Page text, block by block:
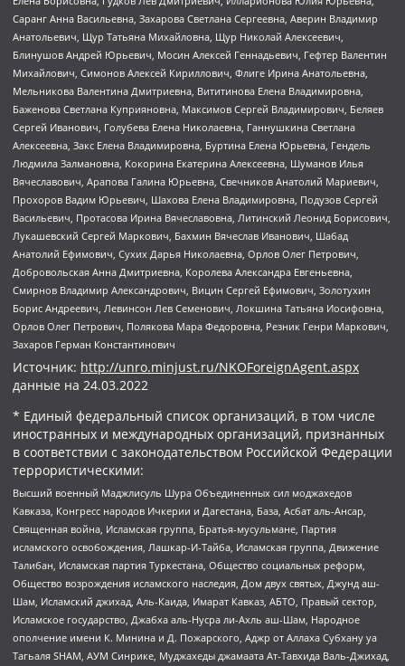
Саранг Анна Васильевна, Захарова Светлана Сергеевна, Аверин Владимир
Анатольевич, Щур Татьяна Михайловна, Щур Николай Алексеевич,
Блинушов Андрей Юрьевич, Мосин Алексей Геннадьевич, Гефтер Валентин
Михайлович, Симонов Алексей Кириллович, Флиге Ирина Анатольевна,
Мельникова Валентина Дмитриевна, Вититинова Елена Владимировна,
Баженова Светлана Куприяновна, Максимов Сергей Владимирович, Беляев
Сергей Иванович, Голубева Елена Николаевна, Ганнушкина Светлана
Алексеевна, Закс Елена Владимировна, Буртина Елена Юрьевна, Гендель
Людмила Залмановна, Кокорина Екатерина Алексеевна, Шуманов Илья
Вячеславович, Арапова Галина Юрьевна, Свечников Анатолий Мариевич,
Прохоров Вадим Юрьевич, Шахова Елена Владимировна, Подузов Сергей
Васильевич, Протасова Ирина Вячеславовна, Литинский Леонид Борисович,
Лукашевский Сергей Маркович, Бахмин Вячеслав Иванович, Шабад
Анатолий Ефимович, Сухих Дарья Николаевна, Орлов Олег Петрович,
Добровольская Анна Дмитриевна, Королева Александра Евгеньевна,
Смирнов Владимир Александрович, Вицин Сергей Ефимович, Золотухин
Борис Андреевич, Левинсон Лев Семенович, Локшина Татьяна Иосифовна,
Орлов Олег Петрович, Полякова Мара Федоровна, Резник Генри Маркович,
Захаров Герман Константинович
Источник: http://unro.minjust.ru/NKOForeignAgent.aspx
данные на 24.03.2022
* Единый федеральный список организаций, в том числе
иностранных и международных организаций, признанных
в соответствии с законодательством Российской Федерации
террористическими:
Высший военный Маджлисуль Шура Объединенных сил моджахедов
Кавказа, Конгресс народов Ичкерии и Дагестана, База, Асбат аль-Ансар,
Священная война, Исламская группа, Братья-мусульмане, Партия
исламского освобождения, Лашкар-И-Тайба, Исламская группа, Движение
Талибан, Исламская партия Туркестана, Общество социальных реформ,
Общество возрождения исламского наследия, Дом двух святых, Джунд аш-
Шам, Исламский джихад, Аль-Каида, Имарат Кавказ, АБТО, Правый сектор,
Исламское государство, Джабха аль-Нусра ли-Ахль аш-Шам, Народное
ополчение имени К. Минина и Д. Пожарского, Аджр от Аллаха Субхану уа
Тагьаля SHAM, АУМ Синрике, Муджахеды джамаата Ат-Тавхида Валь-Джихад,